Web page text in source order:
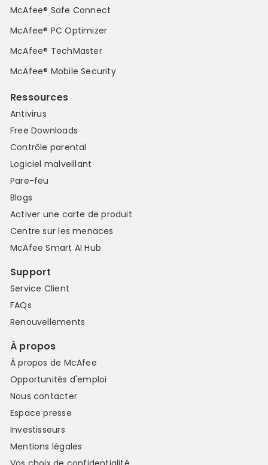
McAfee® Safe Connect
McAfee® PC Optimizer
McAfee® TechMaster
McAfee® Mobile Security
Ressources
Antivirus
Free Downloads
Contrôle parental
Logiciel malveillant
Pare-feu
Blogs
Activer une carte de produit
Centre sur les menaces
McAfee Smart AI Hub
Support
Service Client
FAQs
Renouvellements
À propos
À propos de McAfee
Opportunités d'emploi
Nous contacter
Espace presse
Investisseurs
Mentions légales